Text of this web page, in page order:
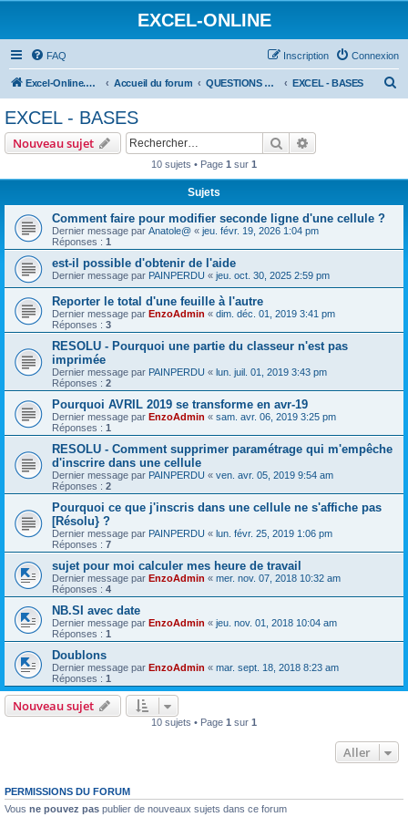
EXCEL-ONLINE
FAQ Connexion
Inscription
Excel-Online.net Accueil du forum QUESTIONS EXCEL EXCEL - BASES
EXCEL - BASES
Nouveau sujet Rechercher
10 sujets • Page 1 sur 1
Sujets
Comment faire pour modifier seconde ligne d'une cellule ?
Dernier message par Anatole@ « jeu. févr. 19, 2026 1:04 pm
Réponses : 1
est-il possible d'obtenir de l'aide
Dernier message par PAINPERDU « jeu. oct. 30, 2025 2:59 pm
Reporter le total d'une feuille à l'autre
Dernier message par EnzoAdmin « dim. déc. 01, 2019 3:41 pm
Réponses : 3
RESOLU - Pourquoi une partie du classeur n'est pas
imprimée
Dernier message par PAINPERDU « lun. juil. 01, 2019 3:43 pm
Réponses : 2
Pourquoi AVRIL 2019 se transforme en avr-19
Dernier message par EnzoAdmin « sam. avr. 06, 2019 3:25 pm
Réponses : 1
RESOLU - Comment supprimer paramétrage qui m'empêche
d'inscrire dans une cellule
Dernier message par PAINPERDU « ven. avr. 05, 2019 9:54 am
Réponses : 2
Pourquoi ce que j'inscris dans une cellule ne s'affiche pas
[Résolu} ?
Dernier message par PAINPERDU « lun. févr. 25, 2019 1:06 pm
Réponses : 7
sujet pour moi calculer mes heure de travail
Dernier message par EnzoAdmin « mer. nov. 07, 2018 10:32 am
Réponses : 4
NB.SI avec date
Dernier message par EnzoAdmin « jeu. nov. 01, 2018 10:04 am
Réponses : 1
Doublons
Dernier message par EnzoAdmin « mar. sept. 18, 2018 8:23 am
Réponses : 1
Nouveau sujet
10 sujets • Page 1 sur 1
Aller
PERMISSIONS DU FORUM
Vous ne pouvez pas publier de nouveaux sujets dans ce forum